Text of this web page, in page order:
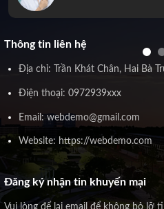
Thông tin liên hệ
Địa chỉ: Trần Khát Chân, Hai Bà
Điện thoại: 0972939xxx
Email: webdemo@gmail.com
Website: https://webdemo.com
Đăng ký nhận tin khuyến mại
Vui lòng để lại email để không bỏ lỡ